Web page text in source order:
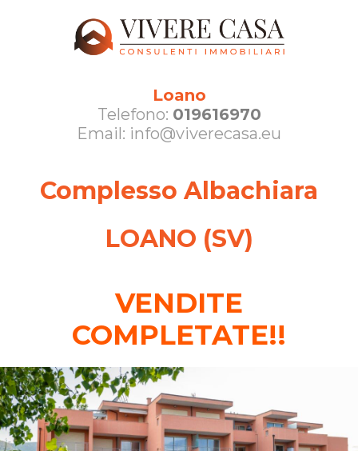
Loano
Telefono: 019616970
Email: info@viverecasa.eu
Complesso Albachiara
LOANO (SV)
VENDITE
COMPLETATE!!